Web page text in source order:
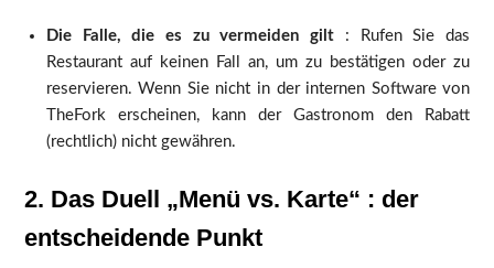
Die Falle, die es zu vermeiden gilt : Rufen Sie das
Restaurant auf keinen Fall an, um zu bestätigen oder zu
reservieren. Wenn Sie nicht in der internen Software von
TheFork erscheinen, kann der Gastronom den Rabatt
(rechtlich) nicht gewähren.
2. Das Duell „Menü vs. Karte“ : der
entscheidende Punkt